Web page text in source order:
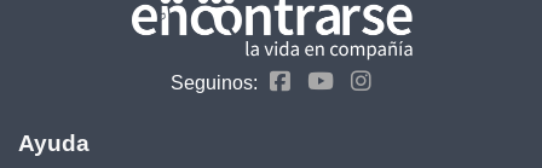
Seguinos:
Ayuda